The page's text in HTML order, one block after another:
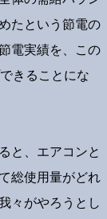
たという節電の
電実績を、この
きることにな
と、エアコンと
総使用量がどれ
々がやろうとし